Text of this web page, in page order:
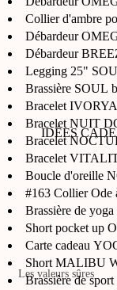
Garzini
Le vent à la
Wushu Ruyi
Accessoires
Maillots de bain
Sacs et pochettes
Bijoux
Chaussures
Autre
Les marques
Sorbet Island
Cacatoès
Livia
Vaiselles
Décoration
Bougies
Tapis
Bien-être
Maquillage
Nettoyage du
Soins visage &
Infusion & Thé
Outils de beauté &
IDÉES
Les valeurs sûres
av...
...
le ...
n...
B...
Collier d'ambre
Débardeur
Débardeur
Legging 25"
Brassière SOUL
Bracelet IVORYA
Bracelet NUIT
Bracelet
Bracelet
Boucle d'oreille
#163 Collier Ode
Brassière de
Short pocket up
Carte cadeau
Short MALIBU
Brassière de